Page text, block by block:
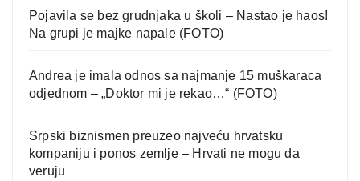
Pojavila se bez grudnjaka u školi – Nastao je haos!
Na grupi je majke napale (FOTO)
Andrea je imala odnos sa najmanje 15 muškaraca
odjednom – „Doktor mi je rekao…“ (FOTO)
Srpski biznismen preuzeo najveću hrvatsku
kompaniju i ponos zemlje – Hrvati ne mogu da
veruju